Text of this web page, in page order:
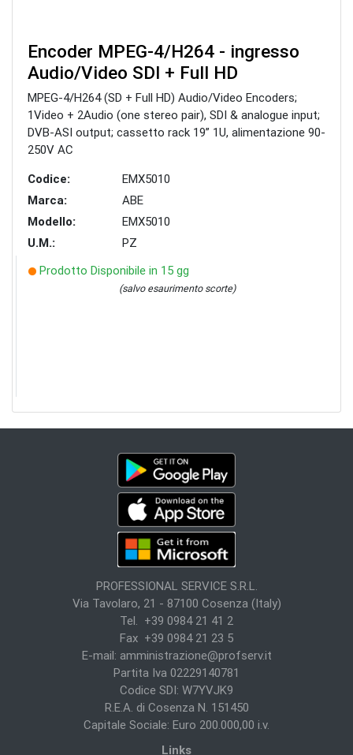
Encoder MPEG-4/H264 - ingresso
Audio/Video SDI + Full HD
MPEG-4/H264 (SD + Full HD) Audio/Video Encoders;
1Video + 2Audio (one stereo pair), SDI & analogue input;
DVB-ASI output; cassetto rack 19” 1U, alimentazione 90-
250V AC
Codice:
EMX5010
Marca:
ABE
Modello:
EMX5010
U.M.:
PZ
Prodotto Disponibile in 15 gg
(salvo esaurimento scorte)
PROFESSIONAL SERVICE S.R.L.
Via Tavolaro, 21 - 87100 Cosenza (Italy)
Tel. +39 0984 21 41 2
Fax +39 0984 21 23 5
E-mail: amministrazione@profserv.it
Partita Iva 02229140781
Codice SDI: W7YVJK9
R.E.A. di Cosenza N. 151450
Capitale Sociale: Euro 200.000,00 i.v.
Links